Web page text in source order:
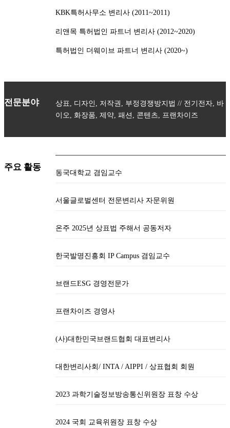
KBK특허사무소 변리사 (2011~2011)
리앤목 특허법인 파트너 변리사 (2012~2020)
특허법인 더웨이브 파트너 변리사 (2020~)
전문분야
상표, 디자인, 저작권, 부정경쟁방지법 // 전기전자, 바
이오, 화장품, 제약, 패션, 콘텐츠, 프랜차이즈
주요 활동
동국대학교 겸임교수
서울글로벌센터 전문변리사 자문위원
온주 2025년 상표법 주해서 공동저자
한국발명진흥회 IP Campus 겸임교수
브랜드ESG 경영전문가
프랜차이즈 경영사
(사)대한민국브랜드협회 대표변리사
대한변리사회/ INTA / AIPPI / 상표협회 회원
2023 과학기술정보방송통신위원장 표창 수상
2024 국회 교육위원장 표창 수상